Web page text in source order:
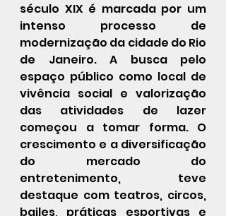
século XIX é marcada por um
intenso processo de
modernização da cidade do Rio
de Janeiro. A busca pelo
espaço público como local de
vivência social e valorização
das atividades de lazer
começou a tomar forma. O
crescimento e a diversificação
do mercado do
entretenimento, teve
destaque com teatros, circos,
bailes, práticas esportivas e